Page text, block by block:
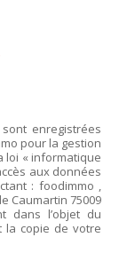
enregistrées
pour la gestion
loi « informatique
aux données
: foodimmo ,
Caumartin 75009
dans l’objet du
la copie de votre